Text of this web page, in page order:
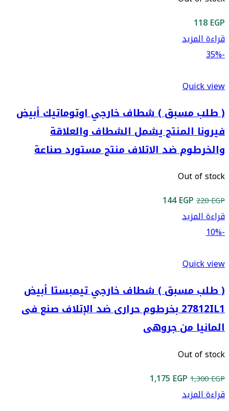
118EGP
قراءة المزيد
-35%
Quick view
( طلب مسبق ) شطاف خارجي اوتوماتيك أبيض
فيرونا المنتج يشمل الشطاف والعلاقة
والخرطوم ضد الاتلاف منتج مستورد صناعة
Out of stock
220EGP
السعر
الأصلي
144EGP
قراءة المزيد
-10%
Quick view
( طلب مسبق ) شطاف خارجي تيمبستا أبيض
27812IL1 بخرطوم حرارى ضد الإتلاف صنع فى
المانيا من جروهى
Out of stock
1,300EGP
السعر
الأصلي
1,175 EGP
قراءة المزيد